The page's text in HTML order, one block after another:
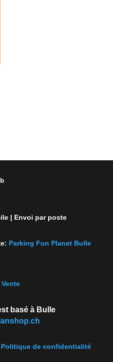
| Envoi par poste
Parking Fun Planet Bulle
basé à Bulle
Politique de confidentialité